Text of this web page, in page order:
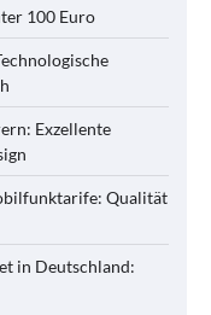
100 Euro
Exzellente
Qualität
in Deutschland: